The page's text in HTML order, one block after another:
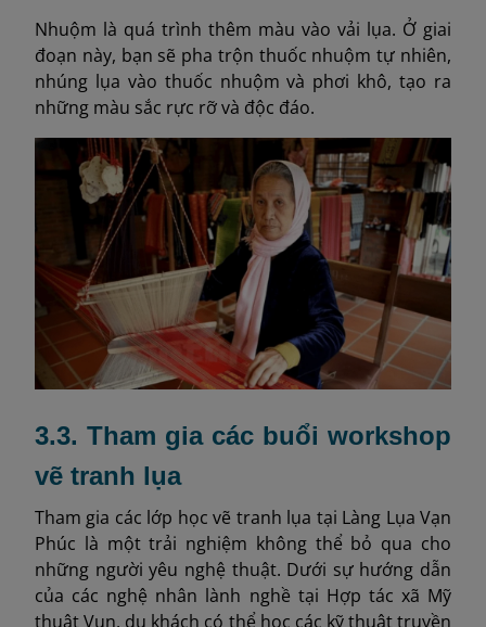
Nhuộm là quá trình thêm màu vào vải lụa. Ở giai
đoạn này, bạn sẽ pha trộn thuốc nhuộm tự nhiên,
nhúng lụa vào thuốc nhuộm và phơi khô, tạo ra
những màu sắc rực rỡ và độc đáo.
3.3. Tham gia các buổi workshop
vẽ tranh lụa
Tham gia các lớp học vẽ tranh lụa tại Làng Lụa Vạn
Phúc là một trải nghiệm không thể bỏ qua cho
những người yêu nghệ thuật. Dưới sự hướng dẫn
của các nghệ nhân lành nghề tại Hợp tác xã Mỹ
thuật Vụn, du khách có thể học các kỹ thuật truyền